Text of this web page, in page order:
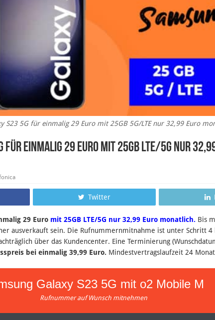
S23 5G für einmalig 29 Euro mit 25GB 5G/LTE nur 32,99 Euro
für einmalig 29 Euro mit 25GB LTE/5G nur
Twitter
29 Euro mit 25GB LTE/5G nur 32,99 Euro monatlich. Bis
ausverkauft sein. Die Rufnummernmitnahme ist unter Schritt 4
über das Kundencenter. Eine Terminierung
bei einmalig 39,99 Euro. Mindestvertragslaufzeit 24
Galaxy S23 5G mit o2 Mobile M
Rufnummer auf Wunsch mitnehmen